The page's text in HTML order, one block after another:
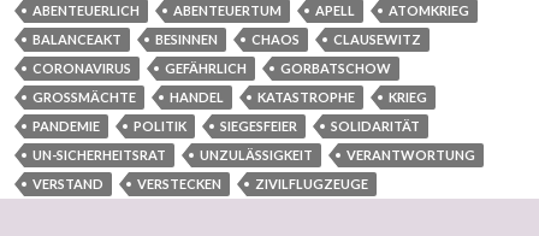
ABENTEUERLICH ABENTEUERTUM APELL
ATOMKRIEG
BALANCEAKT
BESINNEN CHAOS
CLAUSEWITZ
CORONAVIRUS
GEFÄHRLICH
GORBATSCHOW
GROSSMÄCHTE
HANDEL KATASTROPHE
KRIEG
PANDEMIE
POLITIK SIEGESFEIER
SOLIDARITÄT
UN-SICHERHEITSRAT
UNZULÄSSIGKEIT
VERANTWORTUNG
VERSTAND
VERSTECKEN ZIVILFLUGZEUGE